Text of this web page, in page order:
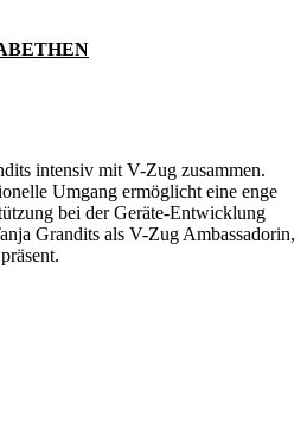
intensiv mit V-Zug zusammen.
Umgang ermöglicht eine enge
bei der Geräte-Entwicklung
Grandits als V-Zug Ambassadorin,